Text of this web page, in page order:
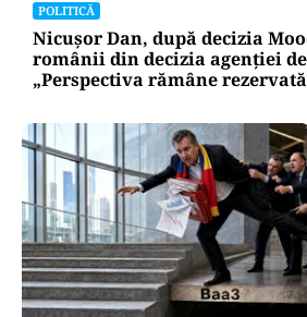
POLITICĂ
Nicușor Dan, după decizia
românii din decizia agenției
„Perspectiva rămâne